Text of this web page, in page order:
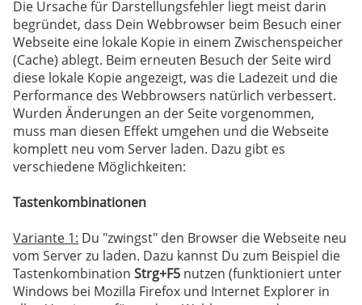
Die Ursache für Darstellungsfehler liegt meist darin
begründet, dass Dein Webbrowser beim Besuch einer
Webseite eine lokale Kopie in einem Zwischenspeicher
(Cache) ablegt. Beim erneuten Besuch der Seite wird
diese lokale Kopie angezeigt, was die Ladezeit und die
Performance des Webbrowsers natürlich verbessert.
Wurden Änderungen an der Seite vorgenommen,
muss man diesen Effekt umgehen und die Webseite
komplett neu vom Server laden. Dazu gibt es
verschiedene Möglichkeiten:
Tastenkombinationen
Variante 1: Du "zwingst" den Browser die Webseite neu
vom Server zu laden. Dazu kannst Du zum Beispiel die
TastenkombinationStrg+F5 nutzen (funktioniert unter
Windows bei Mozilla Firefox und Internet Explorer in